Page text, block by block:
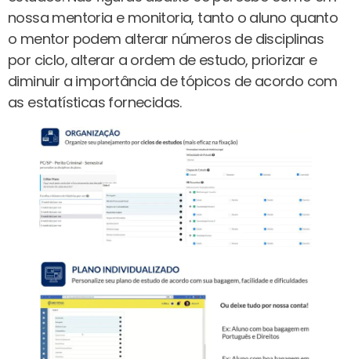
nossa mentoria e monitoria, tanto o aluno quanto
o mentor podem alterar números de disciplinas
por ciclo, alterar a ordem de estudo, priorizar e
diminuir a importância de tópicos de acordo com
as estatísticas fornecidas.